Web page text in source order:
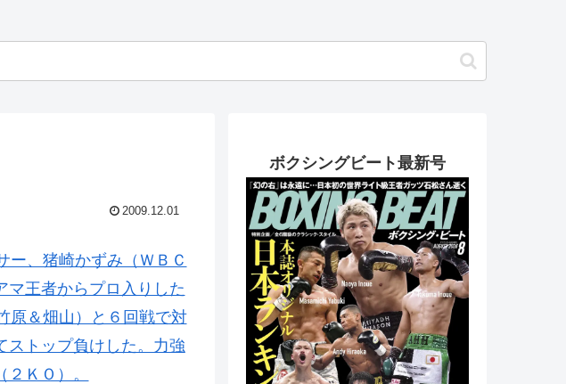
2009.12.01
、猪崎かずみ（ＷＢＣ
マ王者からプロ入りした
原＆畑山）と６回戦で対
ストップ負けした。力強
ＫＯ）。
ボクシングビート最新号